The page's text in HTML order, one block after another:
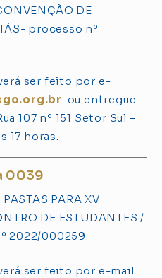
DE
processo nº
ser feito por e-
ou entregue
107 nº 151 Setor Sul –
17 horas.
0039
PARA XV
DE ESTUDANTES /
2022/000259.
ser feito por e-mail